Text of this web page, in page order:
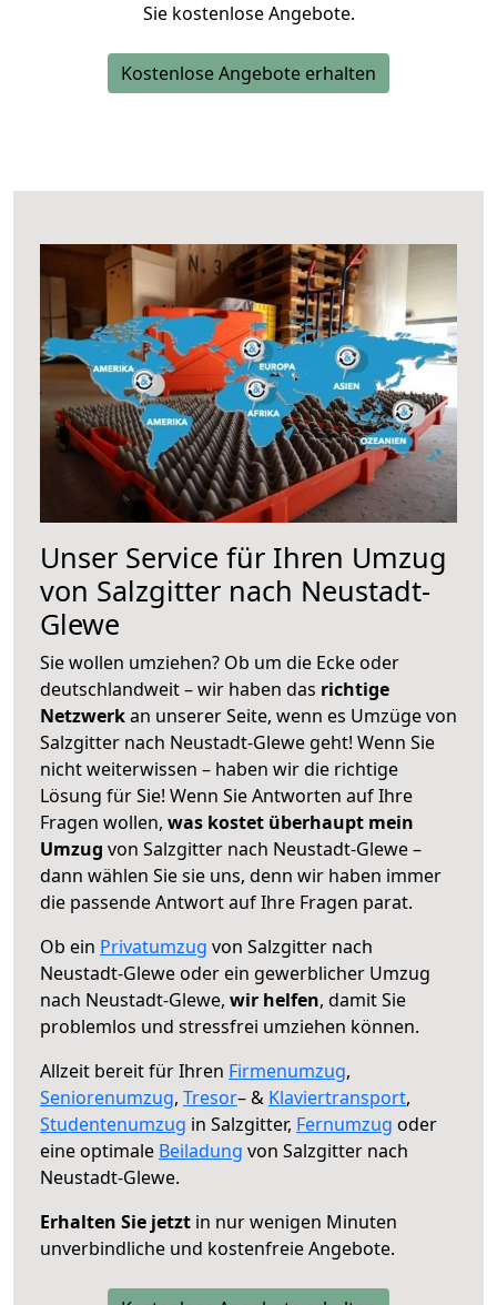
Sie kostenlose Angebote.
Kostenlose Angebote erhalten
Unser Service für Ihren Umzug
von Salzgitter nach Neustadt-
Glewe
Sie wollen umziehen? Ob um die Ecke oder
deutschlandweit – wir haben das richtige
Netzwerkan unserer Seite, wenn es Umzüge von
Salzgitter nach Neustadt-Glewe geht! Wenn Sie
nicht weiterwissen – haben wir die richtige
Lösung für Sie! Wenn Sie Antworten auf Ihre
Fragen wollen, was kostet überhaupt mein
Umzug von Salzgitter nach Neustadt-Glewe –
dann wählen Sie sie uns, denn wir haben immer
die passende Antwort auf Ihre Fragen parat.
Ob ein Privatumzug von Salzgitter nach
Neustadt-Glewe oder ein gewerblicher Umzug
nach Neustadt-Glewe, wir helfen, damit Sie
problemlos und stressfrei umziehen können.
Allzeit bereit für Ihren Firmenumzug,
Seniorenumzug, Tresor– & Klaviertransport,
Studentenumzug in Salzgitter, Fernumzug oder
eine optimale Beiladung von Salzgitter nach
Neustadt-Glewe.
Erhalten Sie jetzt in nur wenigen Minuten
unverbindliche und kostenfreie Angebote.